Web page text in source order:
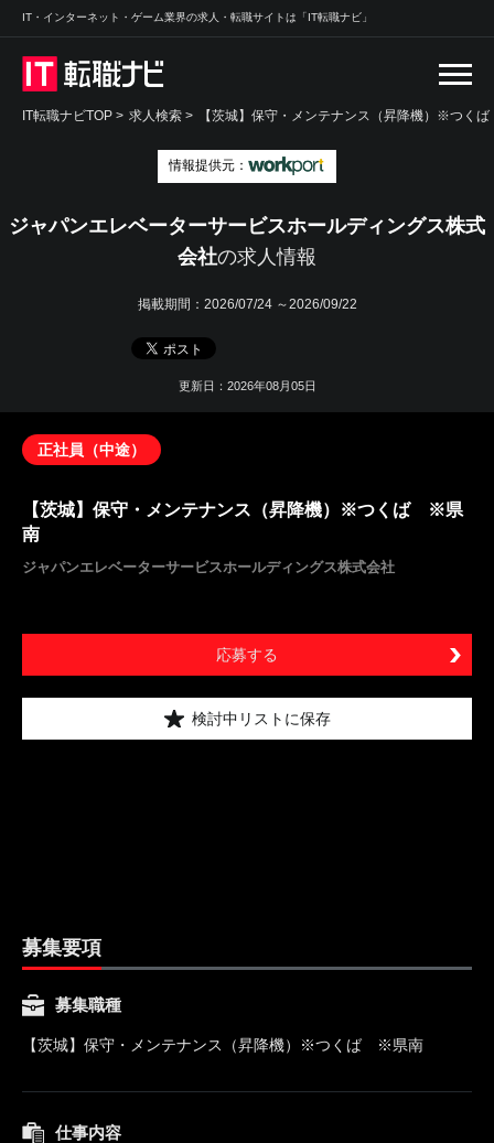
IT・インターネット・ゲーム業界の求人・転職サイトは「IT転職ナビ」
IT転職ナビTOP > 求人検索 > 【茨城】保守・メンテナンス（昇降機）※つく
情報提供元：
ジャパンエレベーターサービスホールディングス株式
会社の求人情報
掲載期間： 2026/07/24 ～2026/09/22
更新日：2026年08月05日
正社員（中途）
【茨城】保守・メンテナンス（昇降機）※つくば ※県
南
ジャパンエレベーターサービスホールディングス株式会社
応募する
検討中リストに保存
募集要項
募集職種
【茨城】保守・メンテナンス（昇降機）※つくば ※県南
仕事内容